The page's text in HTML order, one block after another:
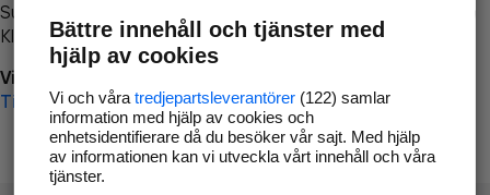
Surfa till
Klicka påTillbaka-knappen i webbläsaren och försök igen
Vi beklagar besväret!
Till startsidan
Bättre innehåll och tjänster med
hjälp av cookies
Vi och våra tredjepartsleverantörer(122) samlar
information med hjälp av cookies och
enhetsidentifierare då du besöker vår sajt. Med hjälp
av informationen kan vi utveckla vårt innehåll och våra
tjänster.